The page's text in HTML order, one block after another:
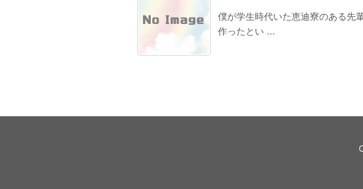
僕が学生時代いた恵迪寮のある先
作ったとい ...